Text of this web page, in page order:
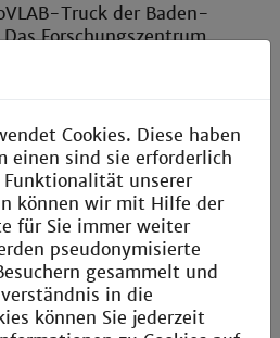
Truck der Baden-
Forschungszentrum
Mannheim setzte seine
Messtechnik zur
Nevoox Europe
im Innern des
die Region, dass Mannheim
wie transferstarke
und Produktionsnetzwerke
verfügt, die uns hier
freut sich der Initiator der
Als assoziierter
Cookies. Diese haben
einen sind sie erforderlich
unserer
können wir mit Hilfe der
für Sie immer weiter
pseudonymisierte
gesammelt und
in die
können Sie jederzeit